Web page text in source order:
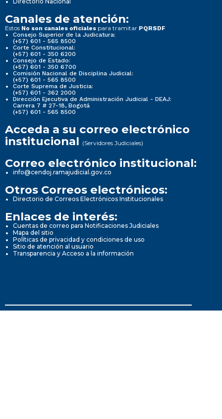
Canales de atención:
Estos No son canales oficiales para tramitar PQRSDF
Consejo Superior de la Judicatura:
(+57) 601 - 565 8500
Corte Constitucional:
(+57) 601 - 350 6200
Consejo de Estado:
(+57) 601 - 350 6700
Comisión Nacional de Disciplina Judicial:
(+57) 601 - 565 8500
Corte Suprema de Justicia:
(+57) 601 - 362 2000
Dirección Ejecutiva de Administración Judicial - DEAJ:
Carrera 7 # 27-18, Bogotá
(+57) 601 - 565 8500
Acceda a su correo electrónico
institucional (Servidores Judiciales)
Correo electrónico institucional:
info@cendoj.ramajudicial.gov.co
Otros Correos electrónicos:
Directorio de Correos Electrónicos Institucionales
Enlaces de interés:
Cuentas de correo para Notificaciones Judiciales
Mapa del sitio
Políticas de privacidad y condiciones de uso
Sitio de atención al usuario
Transparencia y Acceso a la información